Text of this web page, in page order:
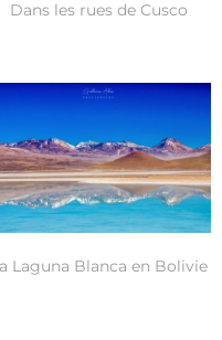
Dans les rues de Cusco
Laguna Blanca en Bolivie